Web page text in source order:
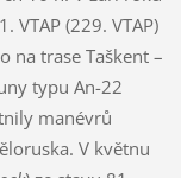
VTAP (229. VTAP)
na trase Taškent –
typu An-22
manévrů
V květnu